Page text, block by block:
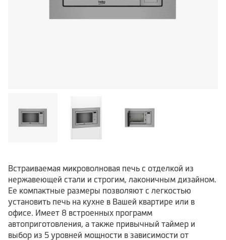
Встраиваемая микроволновая печь с отделкой из
нержавеющей стали и строгим, лаконичным дизайном.
Ее компактные размеры позволяют с легкостью
установить печь на кухне в Вашей квартире или в
офисе. Имеет 8 встроенных программ
автоприготовления, а также привычный таймер и
выбор из 5 уровней мощности в зависимости от